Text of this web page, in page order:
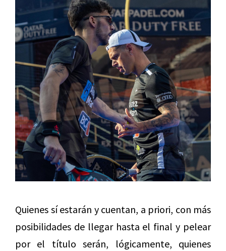
Quienes sí estarán y cuentan, a priori, con más
posibilidades de llegar hasta el final y pelear
por el título serán, lógicamente, quienes